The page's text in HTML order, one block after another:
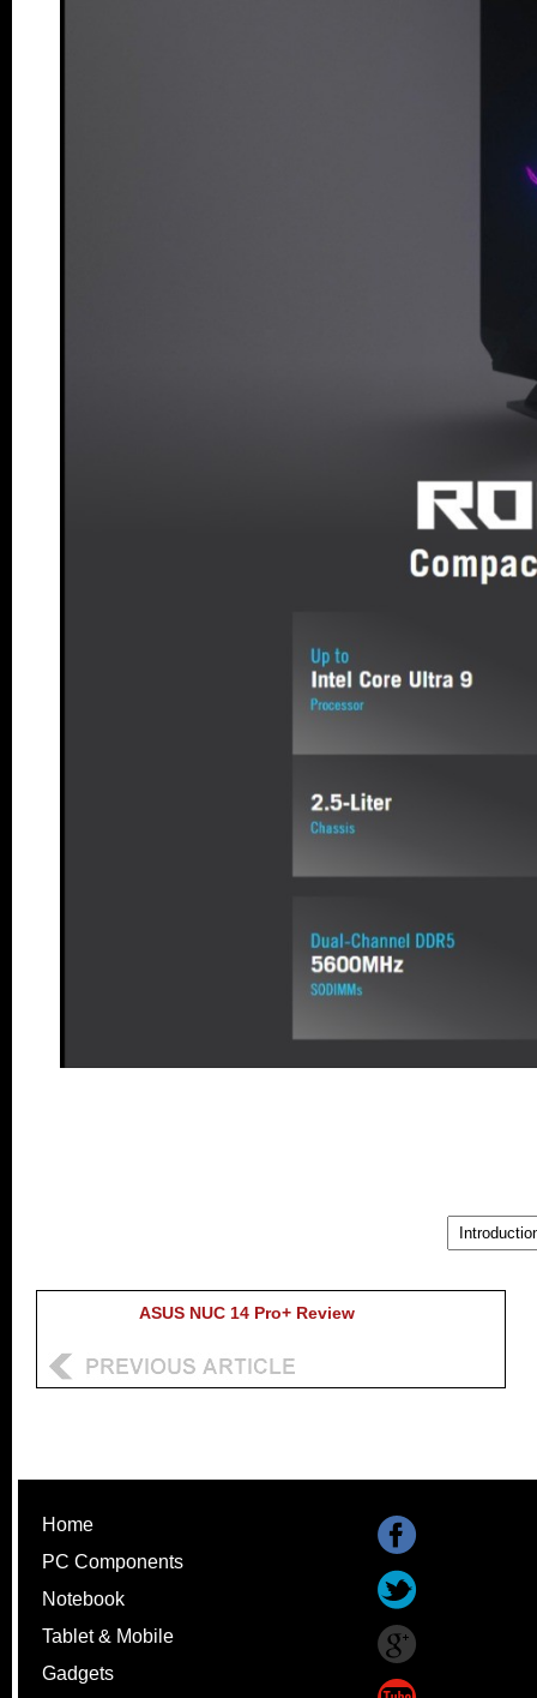
ASUS NUC 14 Pro+ Review
Home
PC Components
Notebook
Tablet & Mobile
Gadgets